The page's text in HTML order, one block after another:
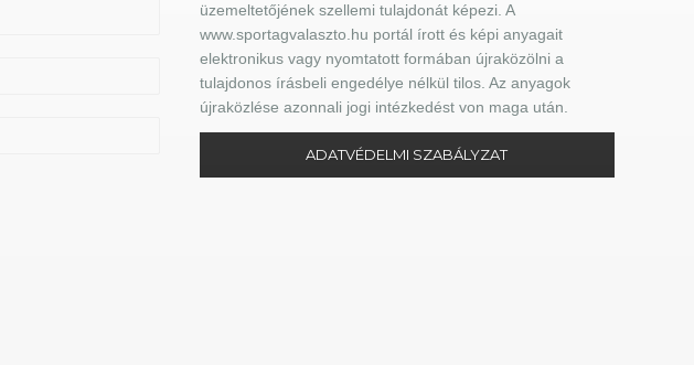
üzemeltetőjének szellemi tulajdonát képezi. A
www.sportagvalaszto.hu portál írott és képi anyagait
elektronikus vagy nyomtatott formában újraközölni a
tulajdonos írásbeli engedélye nélkül tilos. Az anyagok
újraközlése azonnali jogi intézkedést von maga után.
ADATVÉDELMI SZABÁLYZAT